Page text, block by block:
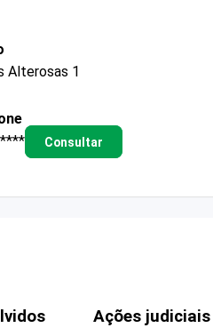
Alterosas 1
Consultar
Ações judiciais